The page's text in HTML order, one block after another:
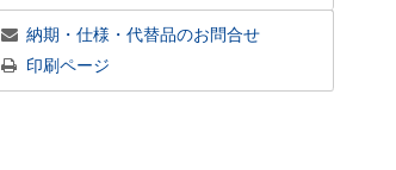
納期・仕様・代替品のお問合せ
印刷ページ